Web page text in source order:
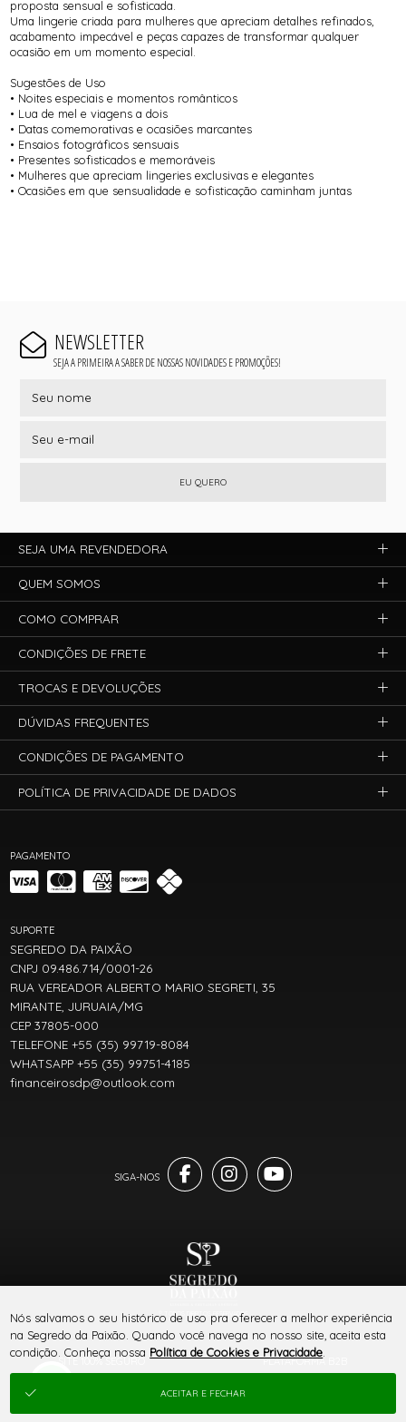
proposta sensual e sofisticada.
Uma lingerie criada para mulheres que apreciam detalhes refinados,
acabamento impecável e peças capazes de transformar qualquer
ocasião em um momento especial.
Sugestões de Uso
• Noites especiais e momentos românticos
• Lua de mel e viagens a dois
• Datas comemorativas e ocasiões marcantes
• Ensaios fotográficos sensuais
• Presentes sofisticados e memoráveis
• Mulheres que apreciam lingeries exclusivas e elegantes
• Ocasiões em que sensualidade e sofisticação caminham juntas
NEWSLETTER
SEJA A PRIMEIRA A SABER DE NOSSAS NOVIDADES E PROMOÇÕES!
EU QUERO
PAGAMENTO
SITE 100% SEGURO PLATAFORMA B2B
SUPORTE
SEGREDO DA PAIXÃO
CNPJ 09.486.714/0001-26
RUA VEREADOR ALBERTO MARIO SEGRETI, 35
MIRANTE, JURUAIA/MG
CEP 37805-000
TELEFONE +55 (35) 99719-8084
WHATSAPP +55 (35) 99751-4185
financeirosdp@outlook.com
SEJA UMA REVENDEDORA
QUEM SOMOS
COMO COMPRAR
CONDIÇÕES DE FRETE
TROCAS E DEVOLUÇÕES
DÚVIDAS FREQUENTES
CONDIÇÕES DE PAGAMENTO
POLÍTICA DE PRIVACIDADE DE DADOS
® TODOS DIREITOS RESERVADOS
Nós salvamos o seu histórico de uso pra oferecer a melhor experiência
na Segredo da Paixão. Quando você navega no nosso site, aceita esta
condição. Conheça nossa Política de Cookies e Privacidade
ACEITAR E FECHAR